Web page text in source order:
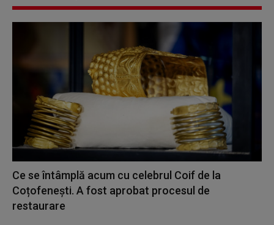
Ce se întâmplă acum cu celebrul Coif de la
Coțofenești. A fost aprobat procesul de
restaurare